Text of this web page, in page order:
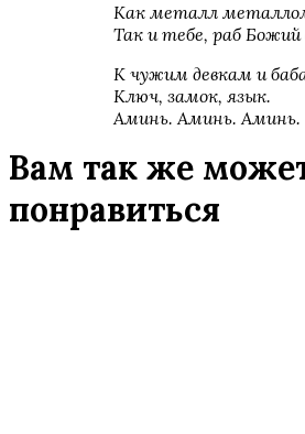
Как металл
Так и тебе, раб
К чужим девкам и
Ключ, замок, язык.
Аминь. Аминь. Аминь.
Вам так же
понравиться